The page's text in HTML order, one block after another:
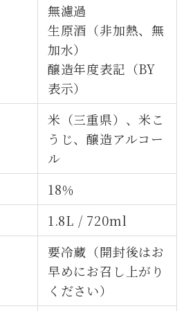
無濾過
生原酒（非加熱、無
加水）
醸造年度表記（BY
表示）
米（三重県）、米こ
うじ、醸造アルコー
ル
18％
1.8L / 720ml
要冷蔵（開封後はお
早めにお召し上がり
ください）